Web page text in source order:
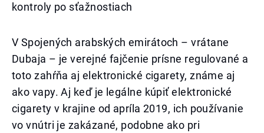
kontroly po sťažnostiach
V Spojených arabských emirátoch – vrátane
Dubaja – je verejné fajčenie prísne regulované a
toto zahŕňa aj elektronické cigarety, známe aj
ako vapy. Aj keď je legálne kúpiť elektronické
cigarety v krajine od apríla 2019, ich používanie
vo vnútri je zakázané, podobne ako pri